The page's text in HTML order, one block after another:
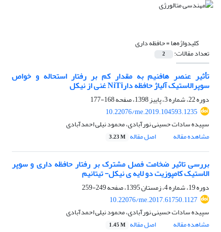
کلیدواژه‌ها =حافظه داری
تعداد مقالات: 2
تأثیر عنصر هافنیم به مقدار کم بر رفتار استحاله و خواص
سوپرالاستیک آلیاژ حافظه دارNiTi غنی از نیکل
دوره 22، شماره 3، پاییز 1398، صفحه
168-177
10.22076/me.2019.104593.1235
سپیده سادات حسینی نورآبادی، محمود نیلی احمدآبادی
مشاهده مقاله
اصل مقاله 3.23 M
بررسی تاثیر ضخامت فصل مشترک بر رفتار حافظه داری و سوپر
الاستیک کامپوزیت دو لایه ی نیکل- تیتانیم
دوره 19، شماره 4، زمستان 1395، صفحه
249-259
10.22076/me.2017.61750.1127
سپیده سادات حسینی نورآبادی، محمود نیلی احمدآبادی
مشاهده مقاله
اصل مقاله 1.45 M